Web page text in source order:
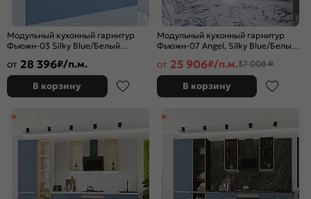
Модульный кухонный гарнитур
Фьюжн-03 Silky Blue/Белый
от 28 396₽/п.м.
В корзину
Модульный кухонный гарнитур
Фьюжн-07 Angel, Silky Blue/Белый
от 25 906₽/п.м.37 008 ₽
В корзину